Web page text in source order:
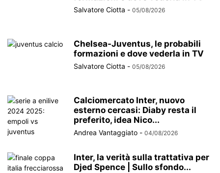
Salvatore Ciotta - 05/08/2026
Chelsea-Juventus, le probabili
formazioni e dove vederla in TV
Salvatore Ciotta - 05/08/2026
Calciomercato Inter, nuovo
esterno cercasi: Diaby resta il
preferito, idea Nico...
Andrea Vantaggiato - 04/08/2026
Inter, la verità sulla trattativa per
Djed Spence | Sullo sfondo...